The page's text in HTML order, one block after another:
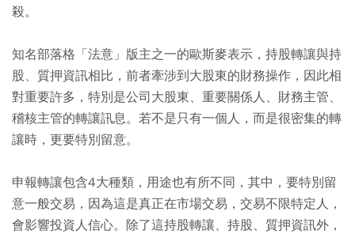
殺。
知名部落格「法意」版主之一的歐斯麥表示，持股轉讓與持
股、質押資訊相比，前者牽涉到大股東的財務操作，因此相
對重要許多，特別是公司大股東、重要關係人、財務主管、
稽核主管的轉讓訊息。若不是只有一個人，而是很密集的轉
讓時，更要特別留意。
申報轉讓包含4大種類，用途也有所不同，其中，要特別留
意一般交易，因為這是真正在市場交易，交易不限特定人，
會影響投資人信心。除了這持股轉讓、持股、質押資訊外，